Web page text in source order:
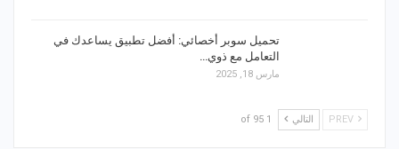
تحميل سوبر أخصائي: أفضل تطبيق يساعدك في
التعامل مع ذوي…
مارس 18, 2025
التالي 1 of 95